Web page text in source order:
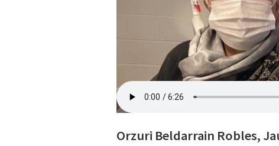
Orzuri Beldarrain Robles,